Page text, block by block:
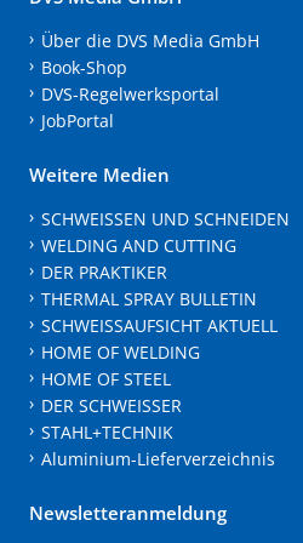
Über die DVS Media GmbH
Book-Shop
DVS-Regelwerksportal
JobPortal
Weitere Medien
SCHWEISSEN UND SCHNEIDEN
WELDING AND CUTTING
DER PRAKTIKER
THERMAL SPRAY BULLETIN
SCHWEISSAUFSICHT AKTUELL
HOME OF WELDING
HOME OF STEEL
DER SCHWEISSER
STAHL+TECHNIK
Aluminium-Lieferverzeichnis
Newsletteranmeldung